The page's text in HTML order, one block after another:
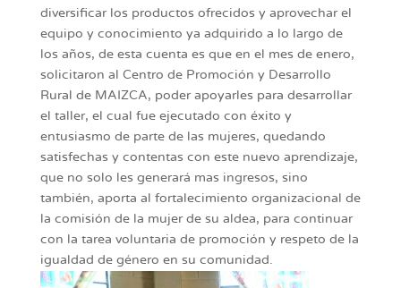
diversificar los productos ofrecidos y aprovechar el
equipo y conocimiento ya adquirido a lo largo de
los años, de esta cuenta es que en el mes de enero,
solicitaron al Centro de Promoción y Desarrollo
Rural de MAIZCA, poder apoyarles para desarrollar
el taller, el cual fue ejecutado con éxito y
entusiasmo de parte de las mujeres, quedando
satisfechas y contentas con este nuevo aprendizaje,
que no solo les generará mas ingresos, sino
también, aporta al fortalecimiento organizacional de
la comisión de la mujer de su aldea, para continuar
con la tarea voluntaria de promoción y respeto de la
igualdad de género en su comunidad.